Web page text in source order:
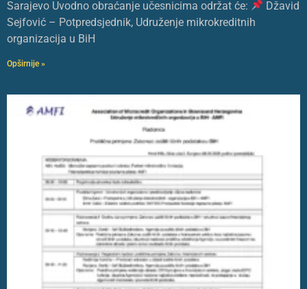
Sarajevo Uvodno obraćanje učesnicima održat će:
Džavid
Sejfović – Potpredsjednik, Udruženje mikrokreditnih
organizacija u BiH
Opširnije »